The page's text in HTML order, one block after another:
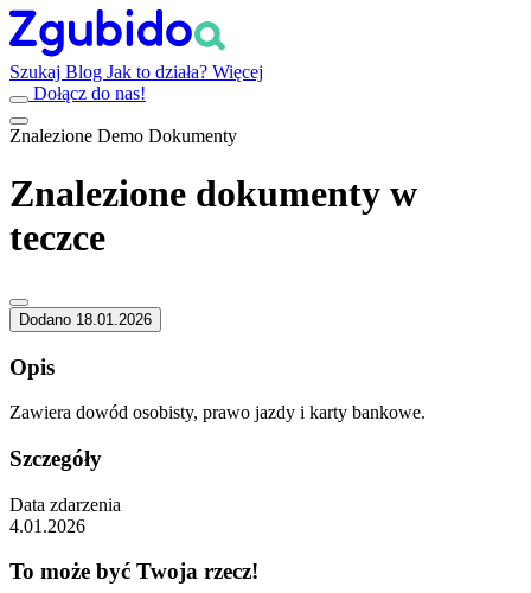
Szukaj Blog Jak to działa? Więcej
Dołącz do nas!
Znalezione Demo Dokumenty
Znalezione dokumenty w
teczce
Dodano 18.01.2026
Opis
Zawiera dowód osobisty, prawo jazdy i karty bankowe.
Szczegóły
Data zdarzenia
4.01.2026
To może być Twoja rzecz!